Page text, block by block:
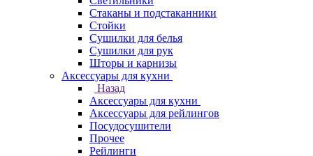
Стаканы и подстаканники
Стойки
Сушилки для белья
Сушилки для рук
Шторы и карнизы
Аксессуары для кухни
Назад
Аксессуары для кухни
Аксессуары для рейлингов
Посудосушители
Прочее
Рейлинги